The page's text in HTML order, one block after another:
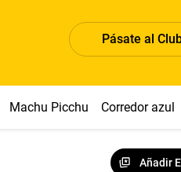
Pásate al
Machu Picchu Corredor azul
Añadir